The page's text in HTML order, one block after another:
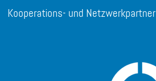
Kooperations- und Netzwerkpartner